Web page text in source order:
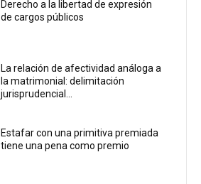
Derecho a la libertad de expresión
de cargos públicos
La relación de afectividad análoga a
la matrimonial: delimitación
jurisprudencial...
Estafar con una primitiva premiada
tiene una pena como premio